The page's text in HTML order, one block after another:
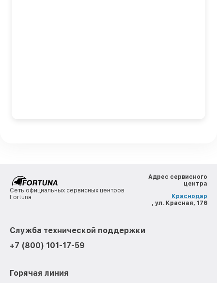
Сеть официальных сервисных центров
Fortuna
Адрес сервисного
центра
Краснодар
, ул. Красная, 176
Служба технической поддержки
+7 (800) 101-17-59
Горячая линия